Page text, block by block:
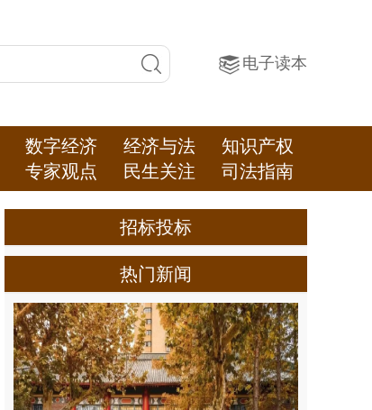
电子读本
数字经济 经济与法
知识产权
专家观点 民生关注 司法指南
招标投标
热门新闻